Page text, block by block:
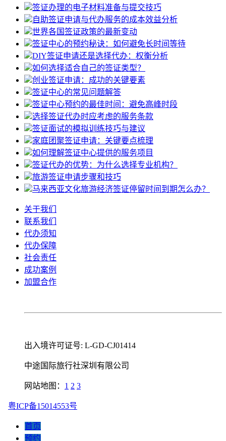
签证办理的电子材料准备与提交技巧
自助签证申请与代办服务的成本效益分析
世界各国签证政策的最新变动
签证中心的预约秘诀：如何避免长时间等待
DIY签证申请还是选择代办：权衡分析
如何选择适合自己的签证类型？
创业签证申请：成功的关键要素
签证中心的常见问题解答
签证中心预约的最佳时间：避免高峰时段
选择签证代办时应考虑的服务条款
签证面试的模拟训练技巧与建议
家庭团聚签证申请：关键要点梳理
如何理解签证中心提供的服务项目
签证代办的优势：为什么选择专业机构？
旅游签证申请步骤和技巧
马来西亚文化旅游经济签证停留时间到期怎么办？
关于我们
联系我们
代办须知
代办保障
社会责任
成功案例
加盟合作
出入境许可证号: L-GD-CJ01414
中途国际旅行社深圳有限公司
网站地图： 1 2 3
粤ICP备15014553号
首页
预约